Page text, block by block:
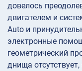
довелось
двигателем и
Auto и
электронные
геометрический
днища